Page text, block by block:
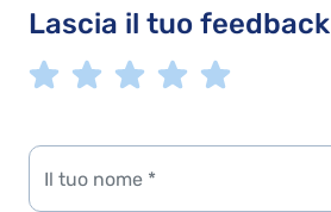
Lascia il tuo feedback